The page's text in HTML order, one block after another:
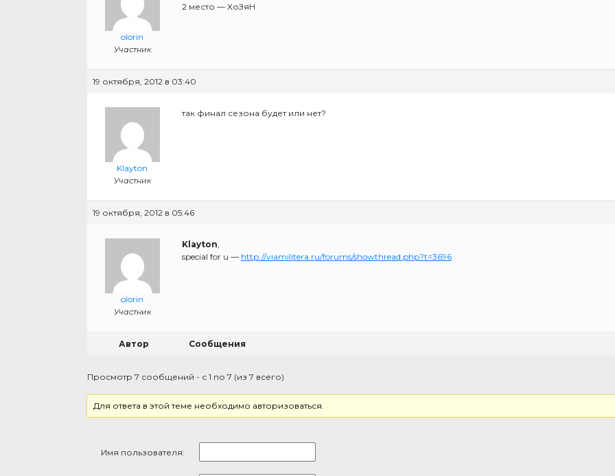
olorin
Участник
2 место — ХоЗяН
19 октября, 2012 в 03:40
Klayton
Участник
так финал сезона будет или нет?
19 октября, 2012 в 05:46
olorin
Участник
Klayton,
special for u — http://viamilitera.ru/forums/showthread.php?t=3696
Автор Сообщения
Просмотр 7 сообщений - с 1 по 7 (из 7 всего)
Для ответа в этой теме необходимо авторизоваться.
Имя пользователя: